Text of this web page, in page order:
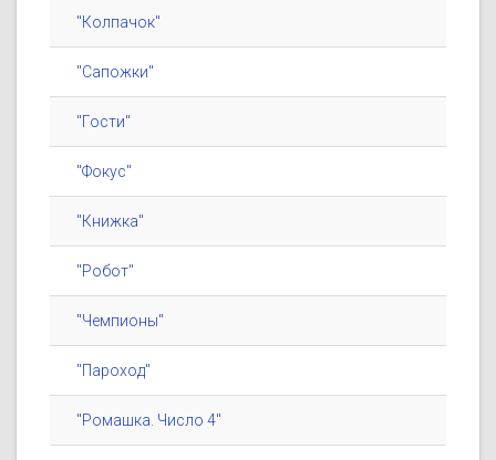
"Колпачок"
"Сапожки"
"Гости"
"Фокус"
"Книжка"
"Робот"
"Чемпионы"
"Пароход"
"Ромашка. Число 4"